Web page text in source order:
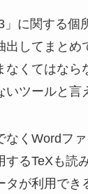
」に関する個
出してまとめ
なくてはなら
ツールと言
なくWordフ
するTeXも読
タが利用でき